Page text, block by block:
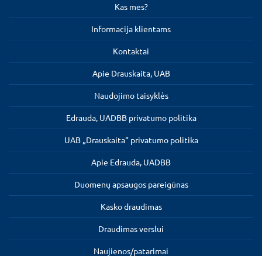
Kas mes?
Informacija klientams
Kontaktai
Apie Drauskaita, UAB
Naudojimo taisyklės
Edrauda, UADBB privatumo politika
UAB „Drauskaita“ privatumo politika
Apie Edrauda, UADBB
Duomenų apsaugos pareigūnas
Kasko draudimas
Draudimas verslui
Naujienos/patarimai